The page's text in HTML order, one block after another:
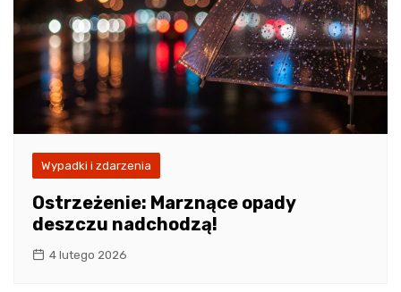
Wypadki i zdarzenia
Ostrzeżenie: Marznące opady
deszczu nadchodzą!
4 lutego 2026